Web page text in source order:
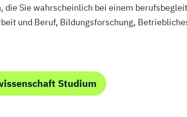
Sie wahrscheinlich bei einem
und Beruf, Bildungsforschung,
Studium